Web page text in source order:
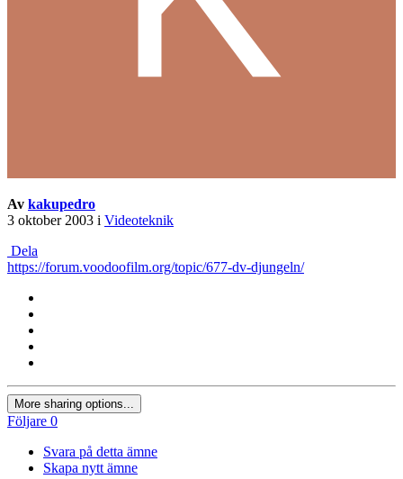
Av kakupedro
3 oktober 2003 i Videoteknik
Dela
https://forum.voodoofilm.org/topic/677-dv-djungeln/
More sharing options...
Följare 0
Svara på detta ämne
Skapa nytt ämne